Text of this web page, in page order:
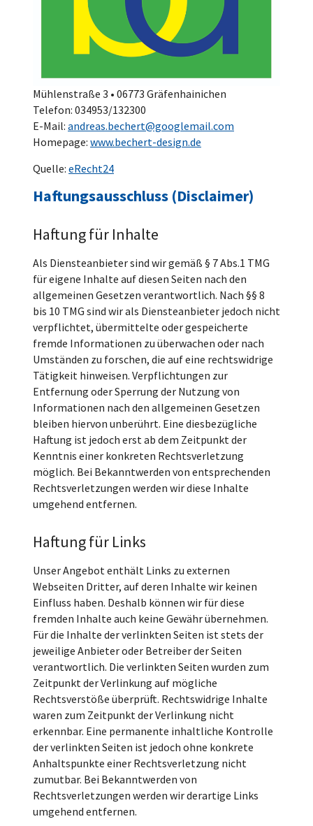
Mühlenstraße 3 • 06773 Gräfenhainichen
Telefon: 034953/132300
E-Mail: andreas.bechert@googlemail.com
Homepage: www.bechert-design.de
Quelle: eRecht24
Haftungsausschluss (Disclaimer)
Haftung für Inhalte
Als Diensteanbieter sind wir gemäß § 7 Abs.1 TMG
für eigene Inhalte auf diesen Seiten nach den
allgemeinen Gesetzen verantwortlich. Nach §§ 8
bis 10 TMG sind wir als Diensteanbieter jedoch nicht
verpflichtet, übermittelte oder gespeicherte
fremde Informationen zu überwachen oder nach
Umständen zu forschen, die auf eine rechtswidrige
Tätigkeit hinweisen. Verpflichtungen zur
Entfernung oder Sperrung der Nutzung von
Informationen nach den allgemeinen Gesetzen
bleiben hiervon unberührt. Eine diesbezügliche
Haftung ist jedoch erst ab dem Zeitpunkt der
Kenntnis einer konkreten Rechtsverletzung
möglich. Bei Bekanntwerden von entsprechenden
Rechtsverletzungen werden wir diese Inhalte
umgehend entfernen.
Haftung für Links
Unser Angebot enthält Links zu externen
Webseiten Dritter, auf deren Inhalte wir keinen
Einfluss haben. Deshalb können wir für diese
fremden Inhalte auch keine Gewähr übernehmen.
Für die Inhalte der verlinkten Seiten ist stets der
jeweilige Anbieter oder Betreiber der Seiten
verantwortlich. Die verlinkten Seiten wurden zum
Zeitpunkt der Verlinkung auf mögliche
Rechtsverstöße überprüft. Rechtswidrige Inhalte
waren zum Zeitpunkt der Verlinkung nicht
erkennbar. Eine permanente inhaltliche Kontrolle
der verlinkten Seiten ist jedoch ohne konkrete
Anhaltspunkte einer Rechtsverletzung nicht
zumutbar. Bei Bekanntwerden von
Rechtsverletzungen werden wir derartige Links
umgehend entfernen.